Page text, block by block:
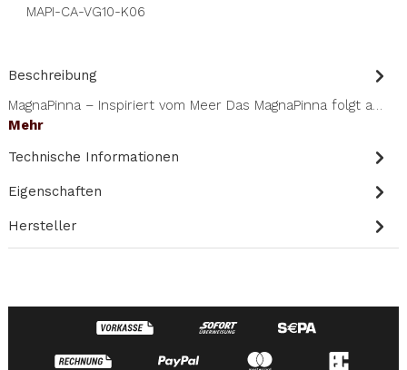
MAPI-CA-VG10-K06
Beschreibung
MagnaPinna – Inspiriert vom Meer Das MagnaPinna folgt a…
Mehr
Technische Informationen
Eigenschaften
Hersteller